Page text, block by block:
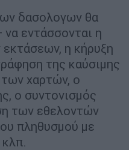
δασολογων θα
εντάσσονται η
η κήρυξη
της καύσιμης
των χαρτών, ο
ο συντονισμός
των εθελοντών
πληθυσμού με